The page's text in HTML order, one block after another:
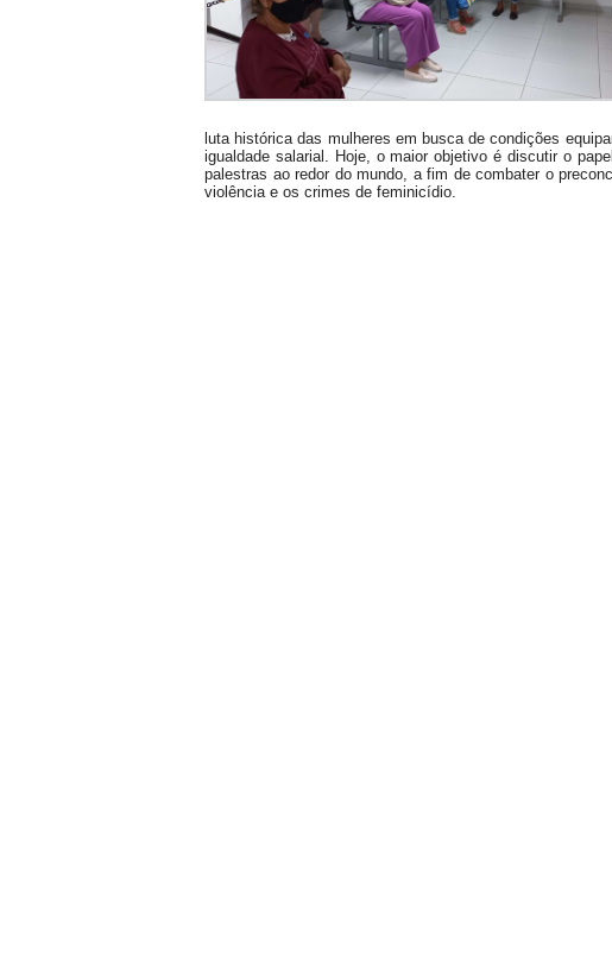
luta histórica das mulheres em busca de condições
igualdade salarial. Hoje, o maior objetivo é discutir o
palestras ao redor do mundo, a fim de combater o
violência e os crimes de feminicídio.